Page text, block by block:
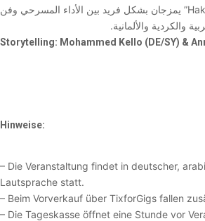
الثنائي المسرحي “Hakaya 2.0” يمزجان بشكل فريد بين الأداء المسرحي وفن
والكردية والألمانية.
Storytelling: Mohammed Kello (DE/SY) &
Hinweise:
– Die Veranstaltung findet in deutscher,
Lautsprache statt.
– Beim Vorverkauf über TixforGigs fallen
– Die Tageskasse öffnet eine Stunde vor